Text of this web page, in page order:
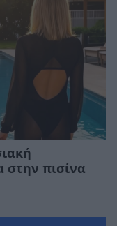
στην πισίνα